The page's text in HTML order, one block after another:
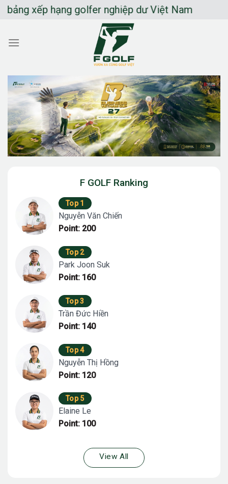
Chuyển
dung
xếp hạng golfer nghiệp dư Việt Nam
F GOLF Ranking
Top 1
Nguyễn Văn Chiến
Point: 200
Top 2
Park Joon Suk
Point: 160
Top 3
Trần Đức Hiền
Point: 140
Top 4
Nguyễn Thị Hồng
Point: 120
Top 5
Elaine Le
Point: 100
View All